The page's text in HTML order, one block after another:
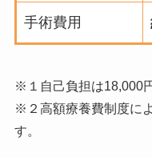
手術費用
※１自己負担は18,000
※２高額療養費制度に
す。